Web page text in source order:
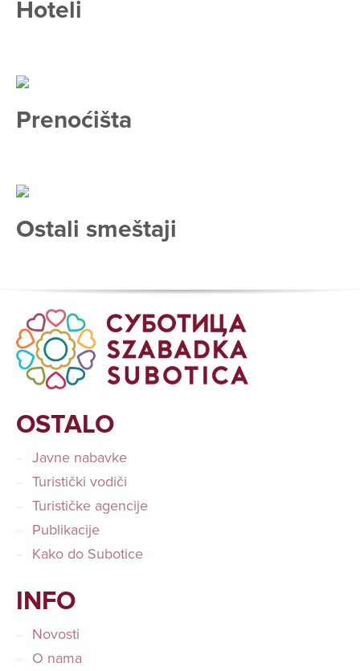
Hoteli
Prenoćišta
Ostali smeštaji
OSTALO
Javne nabavke
Turistički vodiči
Turističke agencije
Publikacije
Kako do Subotice
INFO
Novosti
O nama